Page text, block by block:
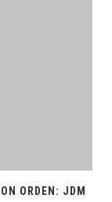
ORDEN: JDM